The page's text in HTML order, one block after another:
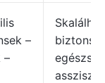
–
–